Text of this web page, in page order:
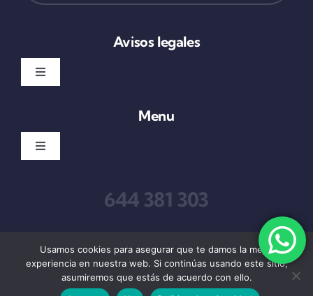
Avisos legales
Toggle
Condiciones de uso
Accesibilidad
Mapa del sitio
Menu
Toggle
Derecho Bancario
644 381 303
Usamos cookies para asegurar que te damos la mejor
experiencia en nuestra web. Si continúas usando este sitio,
asumiremos que estás de acuerdo con ello.